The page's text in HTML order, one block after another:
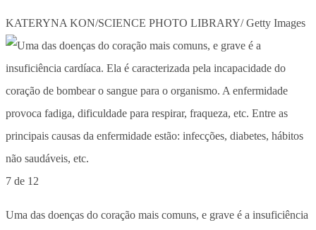
KATERYNA KON/SCIENCE PHOTO LIBRARY/ Getty Images
7 de 12
Uma das doenças do coração mais comuns, e grave é a insuficiência